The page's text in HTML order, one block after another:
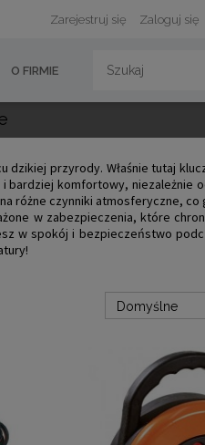
Zarejestruj się Zaloguj się
O FIRMIE
przyrody. Właśnie tutaj
bardziej komfortowy, niezależnie
różne czynniki atmosferyczne, co
w zabezpieczenia, które
w spokój i bezpieczeństwo